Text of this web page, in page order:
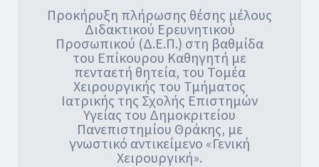
Προκήρυξη πλήρωσης θέσης μέλους
Διδακτικού Ερευνητικού
Προσωπικού (Δ.Ε.Π.) στη βαθμίδα
του Επίκουρου Καθηγητή με
πενταετή θητεία, του Τομέα
Χειρουργικής του Τμήματος
Ιατρικής της Σχολής Επιστημών
Υγείας του Δημοκριτείου
Πανεπιστημίου Θράκης, με
γνωστικό αντικείμενο «Γενική
Χειρουργική».